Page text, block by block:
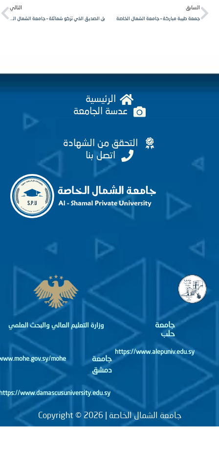
جمعة طيبة مباركة – جامعة الشمال الخاصة بل الصديق الذي تزكو شمائلة – جامعة الشمال الخاصة سوريا
الرئيسية
عدسة الجامعة
التحقق من الشهادة
اتصل بنا
جامعة
https://www.alepuniv.edu.sy
جامعة
دمشق
وزارة التعليم العالي والبحث العلمي
http://www.mohe.gov.sy/mohe
جامعة الشمال الخاصة | Copyright © 2026